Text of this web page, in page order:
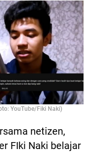
YouTube/Fiki Naki)
netizen,
FIki Naki belajar